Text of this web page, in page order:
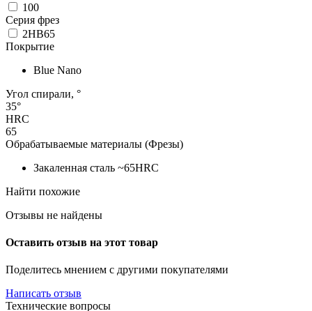
100
Серия фрез
2HB65
Покрытие
Blue Nano
Угол спирали, °
35°
HRC
65
Обрабатываемые материалы (Фрезы)
Закаленная сталь ~65HRC
Найти похожие
Отзывы не найдены
Оставить отзыв на этот товар
Поделитесь мнением с другими покупателями
Написать отзыв
Технические вопросы